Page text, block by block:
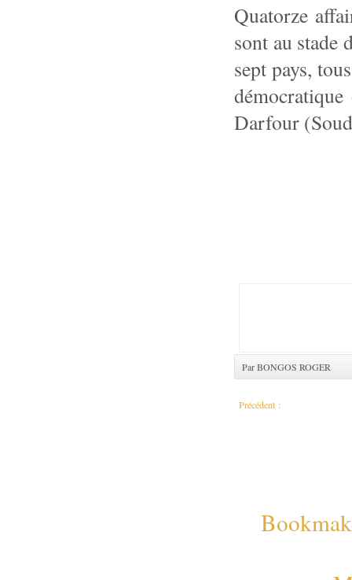
Quatorze
sont au stade
sept pays,
Darfour
Par BONGOS ROGER
Précédent :